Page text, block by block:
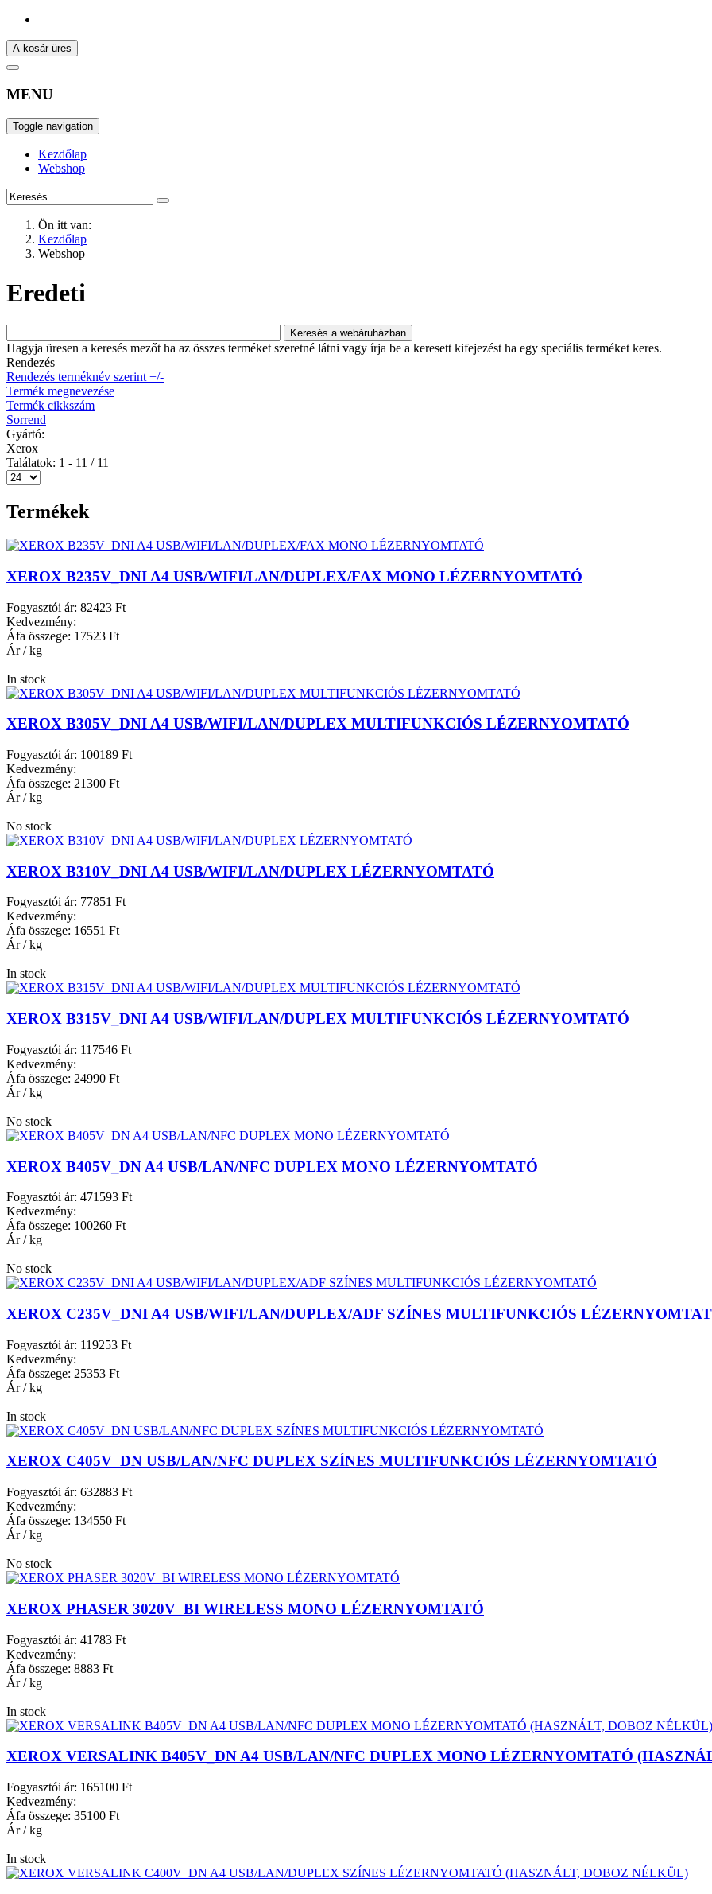
A kosár üres
MENU
Toggle navigation
Kezdőlap
Webshop
Ön itt van:
Kezdőlap
Webshop
Eredeti
Hagyja üresen a keresés mezőt ha az összes terméket szeretné látni vagy írja be a keresett kifejezést ha egy speciális terméket keres.
Rendezés
Rendezés terméknév szerint +/-
Termék megnevezése
Termék cikkszám
Sorrend
Gyártó:
Xerox
Találatok: 1 - 11 / 11
Termékek
XEROX B235V_DNI A4 USB/WIFI/LAN/DUPLEX/FAX MONO LÉZERNYOMTATÓ
Fogyasztói ár: 82423 Ft
Kedvezmény:
Áfa összege: 17523 Ft
Ár / kg
In stock
XEROX B305V_DNI A4 USB/WIFI/LAN/DUPLEX MULTIFUNKCIÓS LÉZERNYOMTATÓ
Fogyasztói ár: 100189 Ft
Kedvezmény:
Áfa összege: 21300 Ft
Ár / kg
No stock
XEROX B310V_DNI A4 USB/WIFI/LAN/DUPLEX LÉZERNYOMTATÓ
Fogyasztói ár: 77851 Ft
Kedvezmény:
Áfa összege: 16551 Ft
Ár / kg
In stock
XEROX B315V_DNI A4 USB/WIFI/LAN/DUPLEX MULTIFUNKCIÓS LÉZERNYOMTATÓ
Fogyasztói ár: 117546 Ft
Kedvezmény:
Áfa összege: 24990 Ft
Ár / kg
No stock
XEROX B405V_DN A4 USB/LAN/NFC DUPLEX MONO LÉZERNYOMTATÓ
Fogyasztói ár: 471593 Ft
Kedvezmény:
Áfa összege: 100260 Ft
Ár / kg
No stock
XEROX C235V_DNI A4 USB/WIFI/LAN/DUPLEX/ADF SZÍNES MULTIFUNKCIÓS
Fogyasztói ár: 119253 Ft
Kedvezmény:
Áfa összege: 25353 Ft
Ár / kg
In stock
XEROX C405V_DN USB/LAN/NFC DUPLEX SZÍNES MULTIFUNKCIÓS LÉZERNYOMTATÓ
Fogyasztói ár: 632883 Ft
Kedvezmény:
Áfa összege: 134550 Ft
Ár / kg
No stock
XEROX PHASER 3020V_BI WIRELESS MONO LÉZERNYOMTATÓ
Fogyasztói ár: 41783 Ft
Kedvezmény:
Áfa összege: 8883 Ft
Ár / kg
In stock
XEROX VERSALINK B405V_DN A4 USB/LAN/NFC DUPLEX MONO LÉZERNYOMTATÓ
Fogyasztói ár: 165100 Ft
Kedvezmény:
Áfa összege: 35100 Ft
Ár / kg
In stock